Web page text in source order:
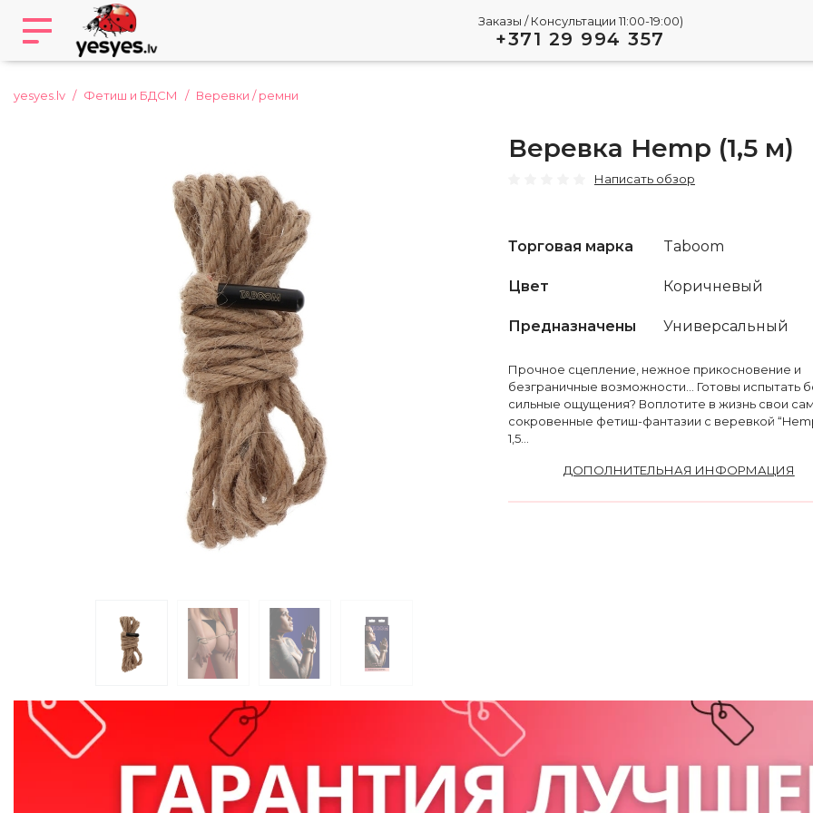
Заказы / Консультации 11:00-19:00)
+371 29 994 357
yesyes.lv Фетиш и БДСМ Веревки / ремни
Веревка Hemp (1,5 м)
Написать обзор
Торговая марка Taboom
Цвет Коричневый
Предназначены Универсальный
Прочное сцепление, нежное прикосновение и
безграничные возможности... Готовы испытать
сильные ощущения? Воплотите в жизнь свои
сокровенные фетиш-фантазии с веревкой
1,5...
ДОПОЛНИТЕЛЬНАЯ ИНФОРМАЦИЯ